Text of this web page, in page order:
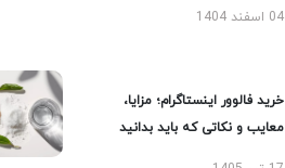
04 اسفند 1404
خرید فالوور اینستاگرام؛ مزایا،
معایب و نکاتی که باید بدانید